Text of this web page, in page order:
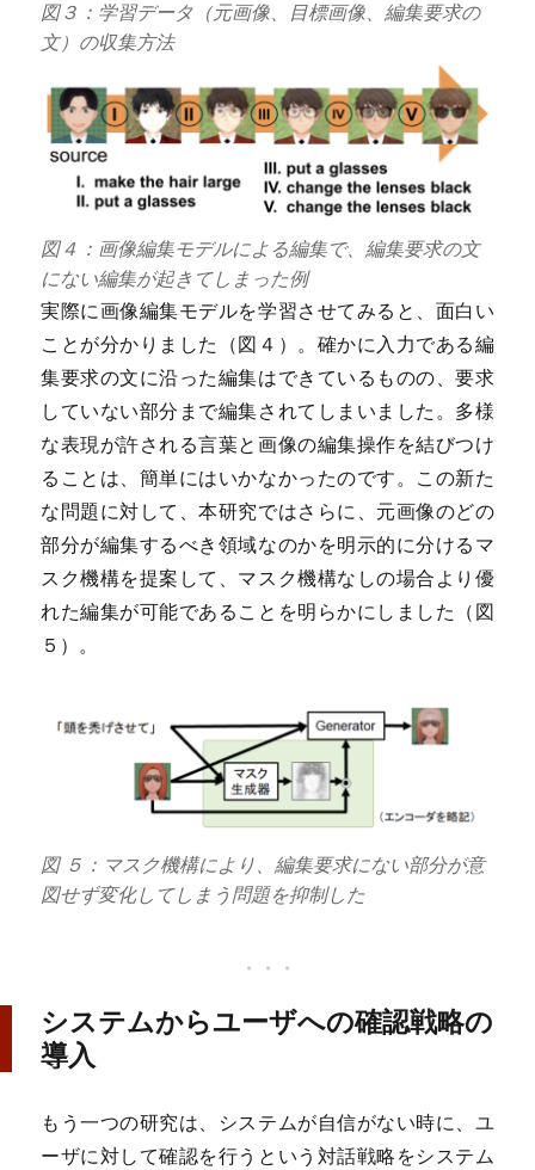
図３：学習データ（元画像、目標画像、編集要求の
文）の収集方法
図４：画像編集モデルによる編集で、編集要求の文
にない編集が起きてしまった例
実際に画像編集モデルを学習させてみると、面白い
ことが分かりました（図４）。確かに入力である編
集要求の文に沿った編集はできているものの、要求
していない部分まで編集されてしまいました。多様
な表現が許される言葉と画像の編集操作を結びつけ
ることは、簡単にはいかなかったのです。この新た
な問題に対して、本研究ではさらに、元画像のどの
部分が編集するべき領域なのかを明示的に分けるマ
スク機構を提案して、マスク機構なしの場合より優
れた編集が可能であることを明らかにしました（図
５）。
図 ５：マスク機構により、編集要求にない部分が意
図せず変化してしまう問題を抑制した
システムからユーザへの確認戦略の
導入
もう一つの研究は、システムが自信がない時に、ユ
ーザに対して確認を行うという対話戦略をシステム